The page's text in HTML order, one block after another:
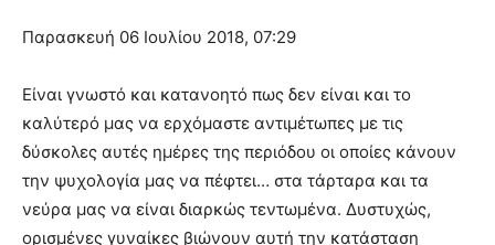
Παρασκευή 06 Ιουλίου 2018, 07:29
Είναι γνωστό και κατανοητό πως δεν είναι και το
καλύτερό μας να ερχόμαστε αντιμέτωπες με τις
δύσκολες αυτές ημέρες της περιόδου οι οποίες κάνουν
την ψυχολογία μας να πέφτει… στα τάρταρα και τα
νεύρα μας να είναι διαρκώς τεντωμένα. Δυστυχώς,
ορισμένες γυναίκες βιώνουν αυτή την κατάσταση